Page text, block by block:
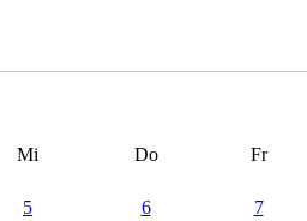
Mi Do Fr
5 6 7